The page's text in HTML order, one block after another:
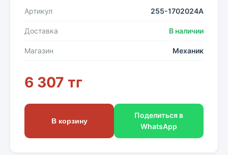
Артикул 255-1702024А
Доставка В наличии
Магазин Механик
6 307 тг
В корзину
Поделиться в
WhatsApp